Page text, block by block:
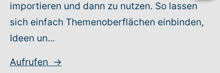
importieren und dann zu nutzen. So lassen
sich einfach Themenoberflächen einbinden,
Ideen un...
Aufrufen →